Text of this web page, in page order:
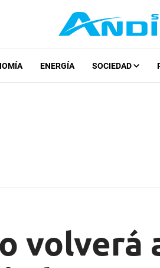
ENERGÍA SOCIEDAD
volverá